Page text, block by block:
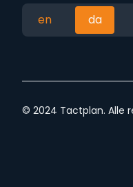
en da
© 2024 Tactplan. Alle